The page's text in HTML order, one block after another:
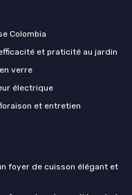
Colombia
et praticité au jardin
verre
électrique
et entretien
foyer de cuisson élégant et